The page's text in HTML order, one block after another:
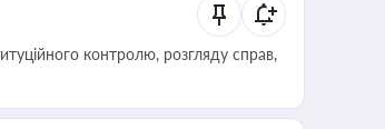
контролю, розгляду справ,